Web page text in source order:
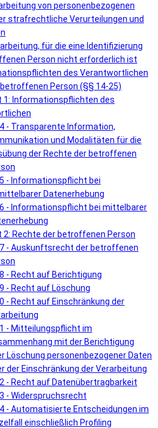
von personenbezogenen
strafrechtliche Verurteilungen und
für die eine Identifizierung
Person nicht erforderlich ist
des Verantwortlichen
Person (§§ 14-25)
1: Informationspflichten des
- Transparente Information,
und Modalitäten für die
der Rechte der betroffenen
- Informationspflicht bei
Datenerhebung
- Informationspflicht bei mittelbarer
Rechte der betroffenen Person
- Auskunftsrecht der betroffenen
- Recht auf Berichtigung
- Recht auf Löschung
- Recht auf Einschränkung der
- Mitteilungspflicht im
mit der Berichtigung
Löschung personenbezogener Daten
der Einschränkung der Verarbeitung
- Recht auf Datenübertragbarkeit
- Widerspruchsrecht
- Automatisierte Entscheidungen im
einschließlich Profiling